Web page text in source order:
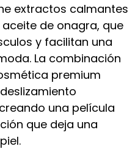
extractos calmantes
de onagra, que
y facilitan una
La combinación
premium
una película
que deja una